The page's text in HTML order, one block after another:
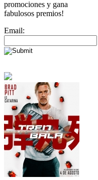
promociones y gana
fabulosos premios!
Email: